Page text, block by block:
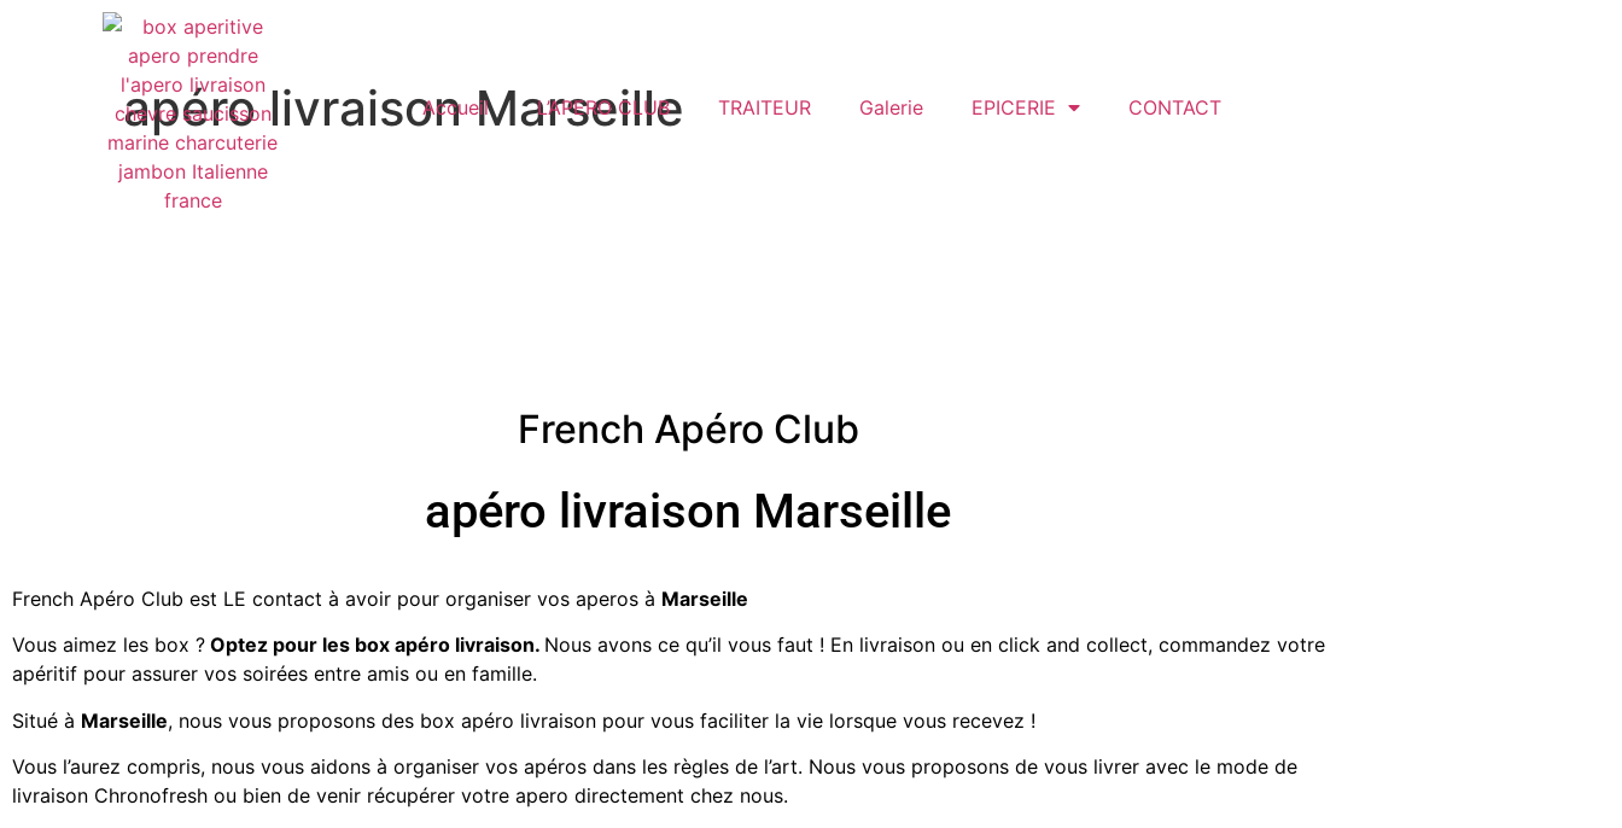
Accueil L’APERO CLUB TRAITEUR Galerie EPICERIE CONTACT
apéro livraison Marseille
French Apéro Club
apéro livraison Marseille
French Apéro Club est LE contact à avoir pour organiser vos aperos à Marseille
Vous aimez les box ? Optez pour les box apéro livraison. Nous avons ce qu’il vous faut ! En livraison ou en click and collect, commandez votre
apéritif pour assurer vos soirées entre amis ou en famille.
Situé à Marseille, nous vous proposons des box apéro livraison pour vous faciliter la vie lorsque vous recevez !
Vous l’aurez compris, nous vous aidons à organiser vos apéros dans les règles de l’art. Nous vous proposons de vous livrer avec le mode de
livraison Chronofresh ou bien de venir récupérer votre apero directement chez nous.